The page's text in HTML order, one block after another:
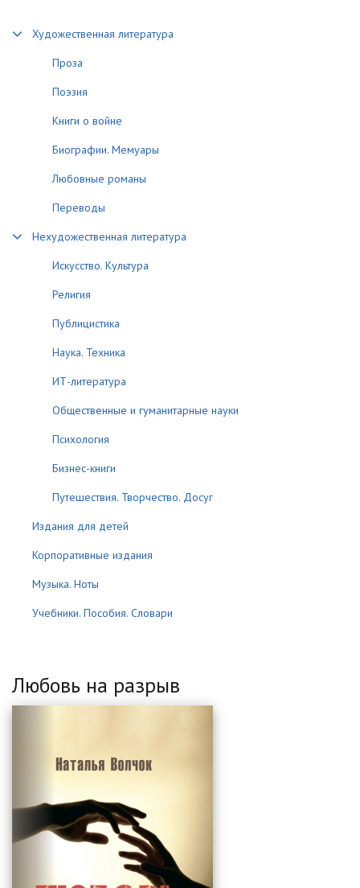
Художественная литература
Проза
Поэзия
Книги о войне
Биографии. Мемуары
Любовные романы
Переводы
Нехудожественная литература
Искусство. Культура
Религия
Публицистика
Наука. Техника
ИТ-литература
Общественные и гуманитарные науки
Психология
Бизнес-книги
Путешествия. Творчество. Досуг
Издания для детей
Корпоративные издания
Музыка. Ноты
Учебники. Пособия. Словари
Любовь на разрыв